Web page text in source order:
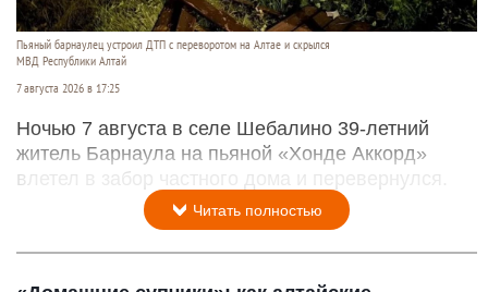
Пьяный барнаулец устроил ДТП с переворотом на Алтае и скрылся
МВД Республики Алтай
7 августа 2026 в 17:25
Ночью 7 августа в селе Шебалино 39-летний
житель Барнаула на пьяной «Хонде Аккорд»
влетел в забор частного дома и перевернулся.
Читать полностью